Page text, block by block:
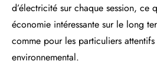
d’électricité sur chaque session, ce
économie intéressante sur le long
comme pour les particuliers
environnemental.